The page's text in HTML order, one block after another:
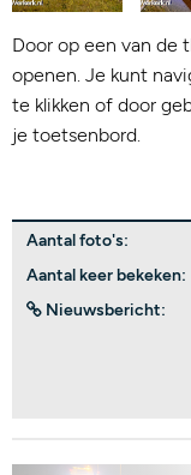
Door op een van de
openen. Je kunt
te klikken of door
je toetsenbord.
Aantal foto's:
Aantal keer bekeken:
Nieuwsbericht: